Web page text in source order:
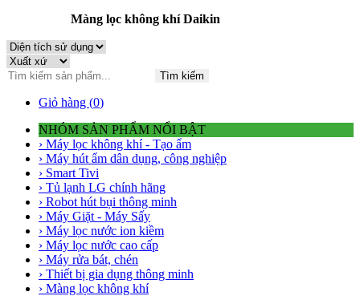
Màng lọc không khí Daikin
Tìm kiếm
Giỏ hàng (0)
NHÓM SẢN PHẨM NỔI BẬT
› Máy lọc không khí - Tạo ẩm
› Máy hút ẩm dân dụng, công nghiệp
› Smart Tivi
› Tủ lạnh LG chính hãng
› Robot hút bụi thông minh
› Máy Giặt - Máy Sấy
› Máy lọc nước ion kiềm
› Máy lọc nước cao cấp
› Máy rửa bát, chén
› Thiết bị gia dụng thông minh
› Màng lọc không khí